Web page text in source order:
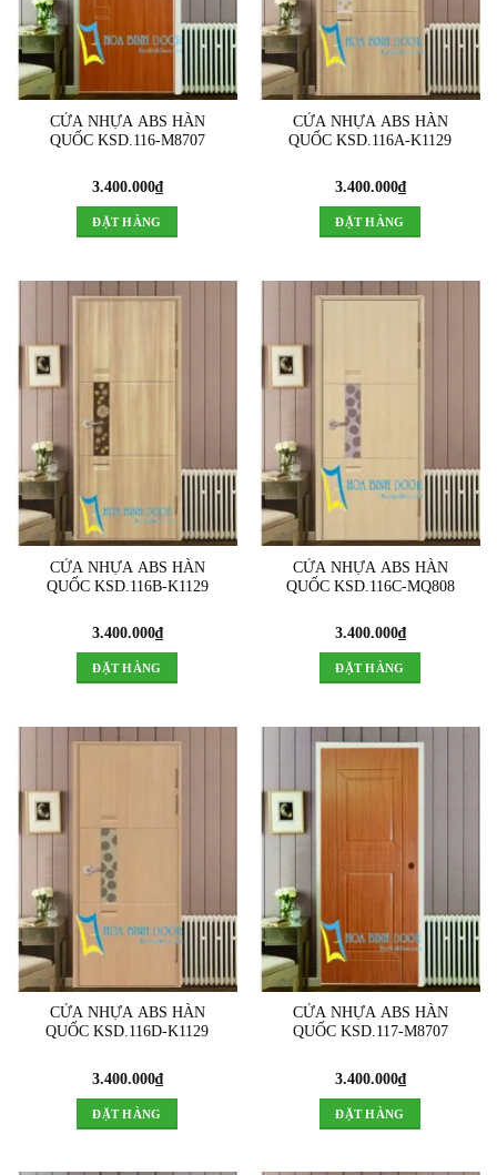
CỬA NHỰA ABS HÀN
QUỐC KSD.116-M8707
3.400.000₫
ĐẶT HÀNG
CỬA NHỰA ABS HÀN
QUỐC KSD.116A-K1129
3.400.000₫
ĐẶT HÀNG
CỬA NHỰA ABS HÀN
QUỐC KSD.116B-K1129
3.400.000₫
ĐẶT HÀNG
CỬA NHỰA ABS HÀN
QUỐC KSD.116C-MQ808
3.400.000₫
ĐẶT HÀNG
CỬA NHỰA ABS HÀN
QUỐC KSD.116D-K1129
3.400.000₫
ĐẶT HÀNG
CỬA NHỰA ABS HÀN
QUỐC KSD.117-M8707
3.400.000₫
ĐẶT HÀNG